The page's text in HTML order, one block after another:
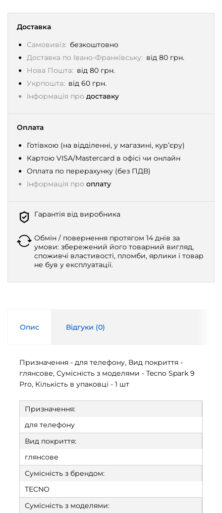
Доставка
Самовивіз: безкоштовно
Доставка по Івано-Франківську: від 80 грн.
Нова Пошта: від 80 грн.
Укрпошта: від 60 грн.
Інформація про доставку
Оплата
Готівкою (на відділенні, у магазині, кур’єру)
Картою VISA/Mastercard в офісі чи онлайн
Оплата по перерахунку (без ПДВ)
Інформація про оплату
Гарантія від виробника
Обмін / повернення протягом 14 днів за
умови: збережений його товарний вигляд,
споживчі властивості, пломби, ярлики і товар
не був у експлуатації.
Опис Відгуки (0)
Призначення - для телефону, Вид покриття -
глянсове, Сумісність з моделями - Tecno Spark 9
Pro, Кількість в упаковці - 1 шт
Призначення:
для телефону
Вид покриття:
глянсове
Сумісність з брендом:
TECNO
Сумісність з моделями: